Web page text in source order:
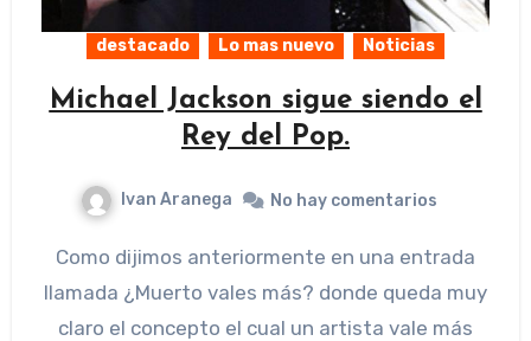
destacado Lo mas nuevo Noticias
Michael Jackson sigue siendo el
Rey del Pop.
Ivan Aranega No hay comentarios
Como dijimos anteriormente en una entrada
llamada ¿Muerto vales más? donde queda muy
claro el concepto el cual un artista vale más